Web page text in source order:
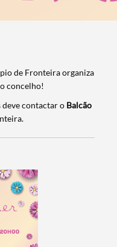
de Fronteira organiza
concelho!
deve contactar o Balcão